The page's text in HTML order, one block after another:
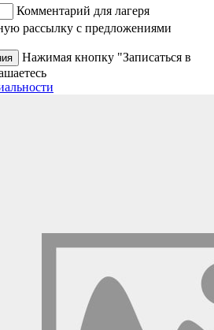
Комментарий для лагеря
рассылку с предложениями
Нажимая кнопку "Записаться в